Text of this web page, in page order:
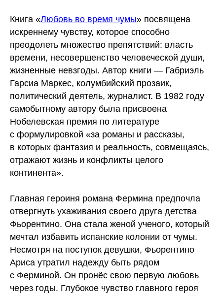
Книга «Любовь во время чумы» посвящена
искреннему чувству, которое способно
преодолеть множество препятствий: власть
времени, несовершенство человеческой души,
жизненные невзгоды. Автор книги — Габриэль
Гарсиа Маркес, колумбийский прозаик,
политический деятель, журналист. В 1982 году
самобытному автору была присвоена
Нобелевская премия по литературе
с формулировкой «за романы и рассказы,
в которых фантазия и реальность, совмещаясь,
отражают жизнь и конфликты целого
континента».
Главная героиня романа Фермина предпочла
отвергнуть ухаживания своего друга детства
Фьорентино. Она стала женой ученого, который
мечтал избавить испанские колонии от чумы.
Несмотря на поступок девушки, Фьорентино
Ариса утратил надежду быть рядом
с Ферминой. Он пронёс свою первую любовь
через годы. Глубокое чувство главного героя